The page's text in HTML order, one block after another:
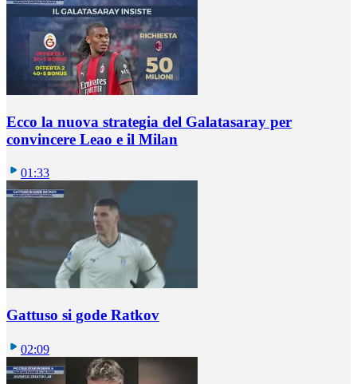
Ecco la nuova strategia del Galatasaray per
convincere Leao e il Milan
01:33
Gattuso si gode Ratkov
02:09